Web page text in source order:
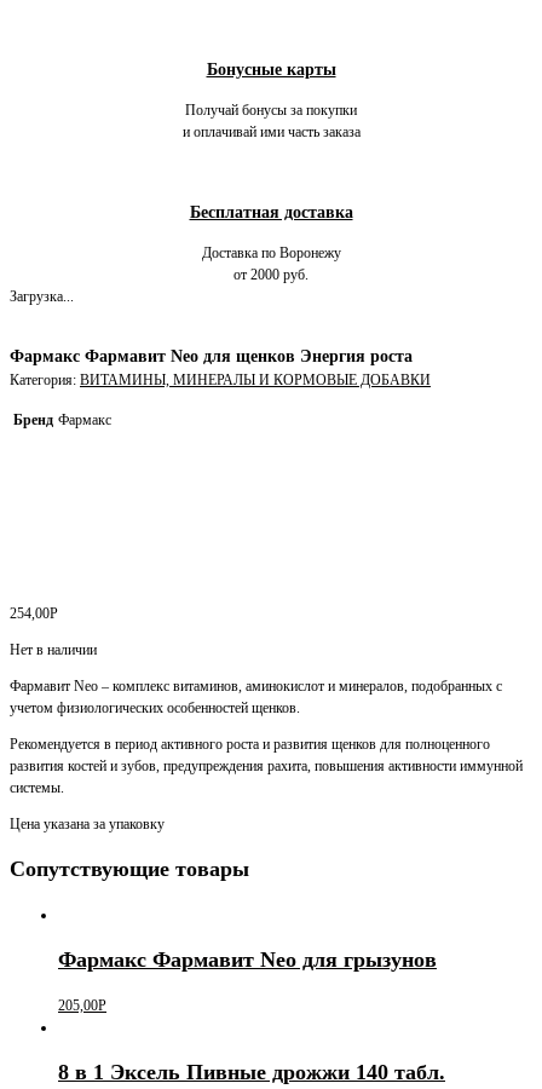
Бонусные карты
Получай бонусы за покупки
и оплачивай ими часть заказа
Бесплатная доставка
Доставка по Воронежу
от 2000 руб.
Загрузка...
Фармакс Фармавит Neo для щенков Энергия роста
Категория: ВИТАМИНЫ, МИНЕРАЛЫ И КОРМОВЫЕ ДОБАВКИ
Бренд Фармакс
254,00Р
Нет в наличии
Фармавит Neo – комплекс витаминов, аминокислот и минералов, подобранных с
учетом физиологических особенностей щенков.
Рекомендуется в период активного роста и развития щенков для полноценного
развития костей и зубов, предупреждения рахита, повышения активности иммунной
системы.
Цена указана за упаковку
Сопутствующие товары
Фармакс Фармавит Neo для грызунов
205,00Р
8 в 1 Эксель Пивные дрожжи 140 табл.